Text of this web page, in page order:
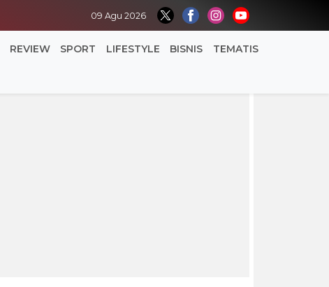
09 Agu 2026
REVIEW SPORT LIFESTYLE BISNIS TEMATIS